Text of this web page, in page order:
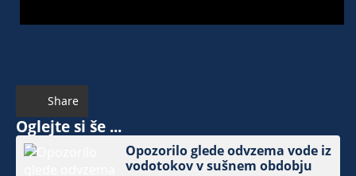
Share
Oglejte si še ...
Opozorilo glede odvzema vode iz
vodotokov v sušnem obdobju